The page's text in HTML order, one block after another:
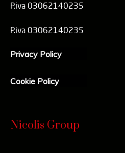
P.iva 03062140235
P.iva 03062140235
Privacy Policy
Cookie Policy
Nicolis Group